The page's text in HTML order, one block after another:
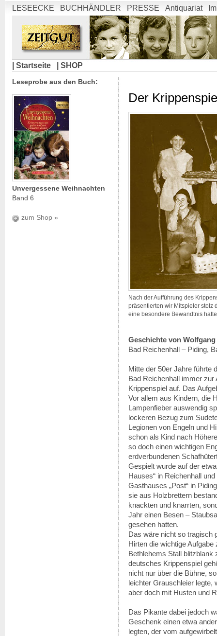
LESEECKE BUCHHÄNDLER PRESSE Antiquariat
| Startseite | SHOP
Leseprobe aus den Buch:
Unvergessene Weihnachten
Band 6
zum Shop »
Der
Nach der Aufführung des
präsentierten wir Mitspieler stolz
eine besondere Bewandtnis
Geschichte von
Bad Reichenhall – Piding,
Mitte der 50er Jahre führte
Bad Reichenhall immer
Krippenspiel auf. Das
Vor allem aus Kindern, die
Lampenfieber auswendig
lockeren Bezug zum
Legionen von Engeln und
schon als Kind nach
so doch einen wichtigen
erdverbundenen
Gespielt wurde auf der
Hauses“ in Reichenhall
Gasthauses „Post“ in
sie aus Holzbrettern
knackten und knarrten,
Jahr einen Besen –
gesehen hatten.
Das wäre nicht so tragisch
Hirten die wichtige
Bethlehems Stall blitzblank
deutsches Krippenspiel
nicht nur über die Bühne,
leichter Grauschleier legte,
aber doch mit Husten und
Das Pikante dabei jedoch
Geschenk einen etwa
legten, der vom